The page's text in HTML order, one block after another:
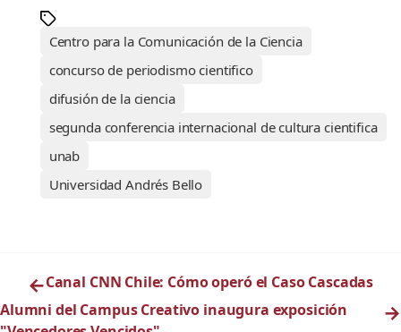
Centro para la Comunicación de la Ciencia
concurso de periodismo cientifico
difusión de la ciencia
segunda conferencia internacional de cultura cientifica
unab
Universidad Andrés Bello
←Canal CNN Chile: Cómo operó el Caso Cascadas
Alumni del Campus Creativo inaugura exposición
→